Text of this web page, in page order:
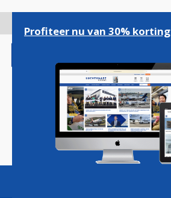
gaan
Magazine Podcasts
Profiteer nu van 30% korting